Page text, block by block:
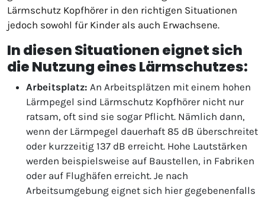
Lärmschutz Kopfhörer in den richtigen Situationen
jedoch sowohl für Kinder als auch Erwachsene.
In diesen Situationen eignet sich
die Nutzung eines Lärmschutzes:
Arbeitsplatz: An Arbeitsplätzen mit einem hohen
Lärmpegel sind Lärmschutz Kopfhörer nicht nur
ratsam, oft sind sie sogar Pflicht. Nämlich dann,
wenn der Lärmpegel dauerhaft 85 dB überschreitet
oder kurzzeitig 137 dB erreicht. Hohe Lautstärken
werden beispielsweise auf Baustellen, in Fabriken
oder auf Flughäfen erreicht. Je nach
Arbeitsumgebung eignet sich hier gegebenenfalls